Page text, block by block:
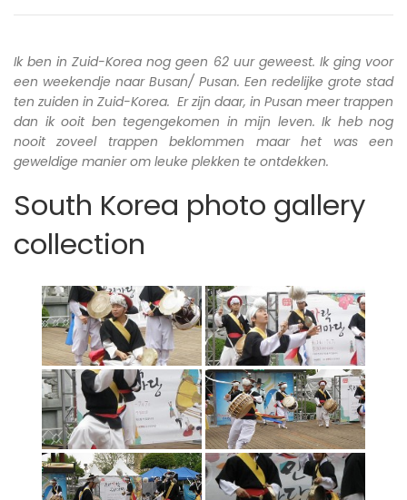
Ik ben in Zuid-Korea nog geen 62 uur geweest. Ik ging voor
een weekendje naar Busan/ Pusan. Een redelijke grote stad
ten zuiden in Zuid-Korea. Er zijn daar, in Pusan meer trappen
dan ik ooit ben tegengekomen in mijn leven. Ik heb nog
nooit zoveel trappen beklommen maar het was een
geweldige manier om leuke plekken te ontdekken.
South Korea photo gallery
collection